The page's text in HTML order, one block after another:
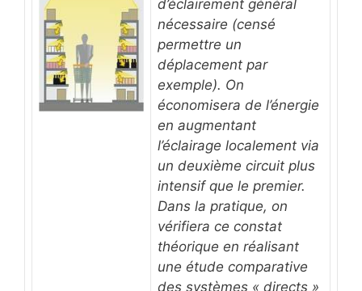
d’éclairement général
nécessaire (censé
permettre un
déplacement par
exemple). On
économisera de l’énergie
en augmentant
l’éclairage localement via
un deuxième circuit plus
intensif que le premier.
Dans la pratique, on
vérifiera ce constat
théorique en réalisant
une étude comparative
des systèmes « directs »